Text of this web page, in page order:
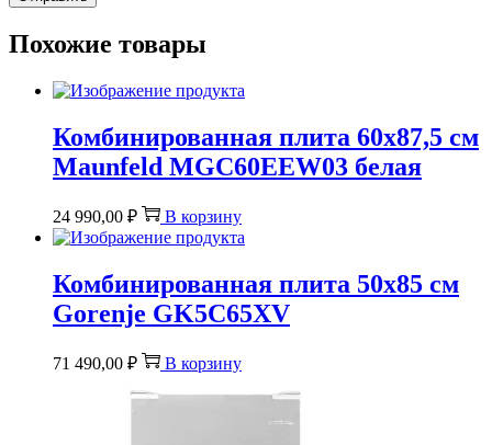
Похожие товары
Комбинированная плита 60х87,5 см
Maunfeld MGC60EEW03 белая
24 990,00 ₽ В корзину
Комбинированная плита 50х85 см
Gorenje GK5C65XV
71 490,00 ₽ В корзину